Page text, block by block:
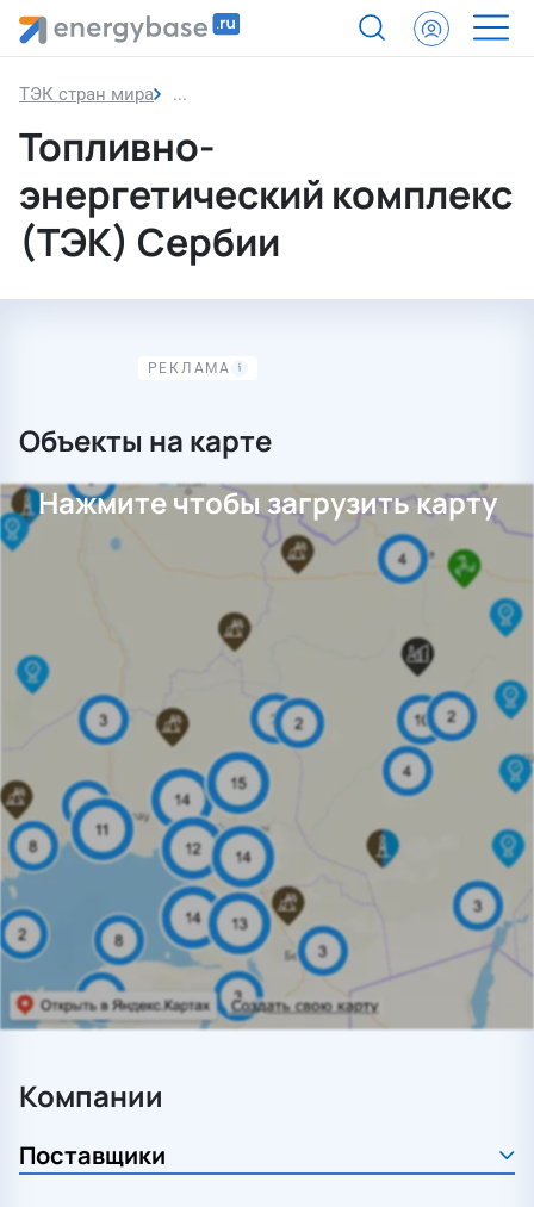
ТЭК стран мира Сербия
Топливно-
энергетический комплекс
(ТЭК) Сербии
Объекты на карте
Нажмите чтобы загрузить карту
Компании